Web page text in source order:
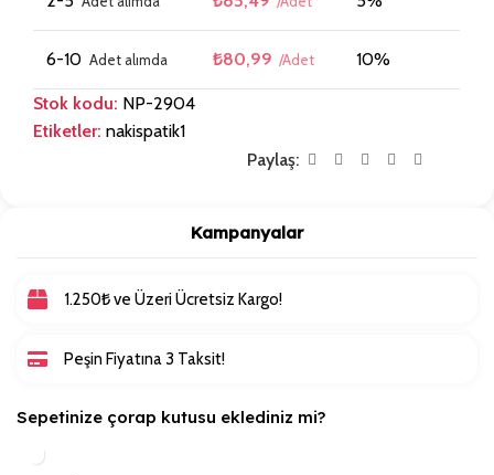
6-10 ₺80,99 10%
Stok kodu: NP-2904
Etiketler: nakispatik1
Paylaş:
Kampanyalar
1.250₺ ve Üzeri Ücretsiz Kargo!
Peşin Fiyatına 3 Taksit!
Sepetinize çorap kutusu eklediniz mi?